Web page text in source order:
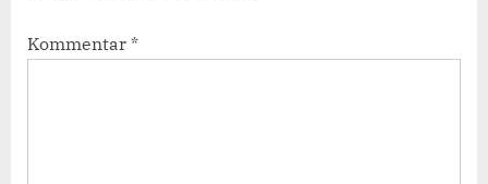
Kommentar *